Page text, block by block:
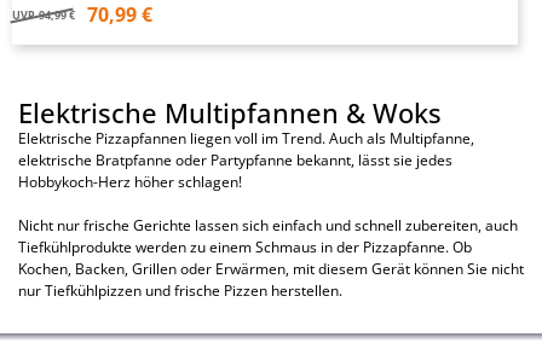
UVP 94,99 € 70,99 €
Elektrische Multipfannen & Woks
Elektrische Pizzapfannen liegen voll im Trend. Auch als Multipfanne,
elektrische Bratpfanne oder Partypfanne bekannt, lässt sie jedes
Hobbykoch-Herz höher schlagen!
Nicht nur frische Gerichte lassen sich einfach und schnell zubereiten, auch
Tiefkühlprodukte werden zu einem Schmaus in der Pizzapfanne. Ob
Kochen, Backen, Grillen oder Erwärmen, mit diesem Gerät können Sie nicht
nur Tiefkühlpizzen und frische Pizzen herstellen.